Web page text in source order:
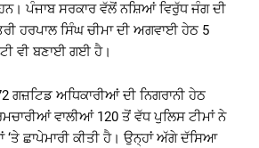
ਪੰਜਾਬ ਸਰਕਾਰ ਵੱਲੋਂ ਨਸ਼ਿਆਂ ਵਿਰੁੱਧ ਜੰਗ ਦੀ
ਹਰਪਾਲ ਸਿੰਘ ਚੀਮਾ ਦੀ ਅਗਵਾਈ ਹੇਠ 5
ਵੀ ਬਣਾਈ ਗਈ ਹੈ।
ਅਧਿਕਾਰੀਆਂ ਦੀ ਨਿਗਰਾਨੀ ਹੇਠ
ਵਾਲੀਆਂ 120 ਤੋਂ ਵੱਧ ਪੁਲਿਸ ਟੀਮਾਂ ਨੇ
‘ਤੇ ਛਾਪੇਮਾਰੀ ਕੀਤੀ ਹੈ। ਉਨ੍ਹਾਂ ਅੱਗੇ ਦੱਸਿਆ